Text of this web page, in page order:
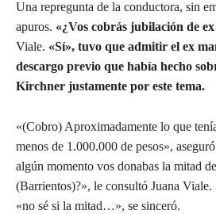
Una repregunta de la conductora, sin
apuros. «¿Vos cobrás jubilación de
Viale. «Sí», tuvo que admitir el ex
descargo previo que había hecho
Kirchner justamente por este tema.
«(Cobro) Aproximadamente lo que
menos de 1.000.000 de pesos»,
algún momento vos donabas la mitad
(Barrientos)?», le consultó Juana
«no sé si la mitad…», se sinceró.